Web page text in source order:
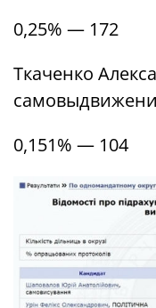
0,25% — 172
Ткаченко
0,151% — 104